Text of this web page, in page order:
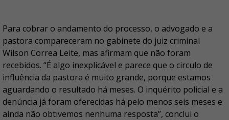
Para cobrar o andamento do processo, o advogado e a
pastora compareceram no gabinete do juiz criminal
Wilson Correa Leite, mas afirmam que não foram
recebidos. “É algo inexplicável e parece que o circulo de
influência da pastora é muito grande, porque estamos
aguardando o resultado há meses. O inquérito policial e a
denúncia já foram oferecidas há pelo menos seis meses e
ainda não obtivemos nenhuma resposta”, conclui o